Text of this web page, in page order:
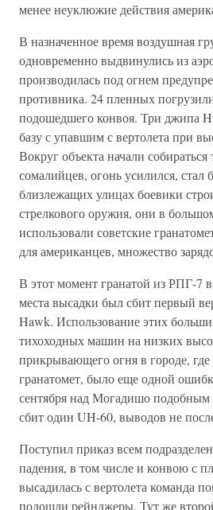
менее неуклюжие действия
В назначенное время воздушная
одновременно выдвинулись из
производилась под огнем
противника. 24 пленных
подошедшего конвоя. Три джипа
базу с упавшим с вертолета при
Вокруг объекта начали
сомалийцев, огонь усилился,
близлежащих улицах боевики
стрелкового оружия, они в
использовали советские
для американцев, множество
В этот момент гранатой из РПГ-7 в
места высадки был сбит первый
Hawk. Использование этих
тихоходных машин на низких
прикрывающего огня в городе,
гранатомет, было еще одной
сентября над Могадишо
сбит один UH-60, выводов не
Поступил приказ всем
падения, в том числе и конвою с
высадилась с вертолета команда
подошли рейнджеры. Тут же